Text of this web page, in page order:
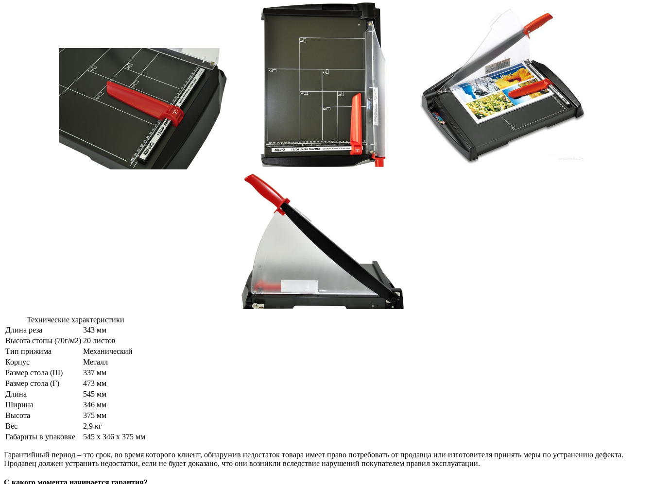
Технические характеристики
Длина реза
343 мм
Высота стопы (70г/м2) 20 листов
Тип прижима
Механический
Корпус
Металл
Размер стола (Ш)
337 мм
Размер стола (Г)
473 мм
Длина
545 мм
Ширина
346 мм
Высота
375 мм
Вес
2,9 кг
Габариты в упаковке
545 х 346 х 375 мм
Гарантийный период – это срок, во время которого клиент, обнаружив недостаток товара имеет право потребовать от продавца или изготовителя принять меры по устранению дефекта.
Продавец должен устранить недостатки, если не будет доказано, что они возникли вследствие нарушений покупателем правил эксплуатации.